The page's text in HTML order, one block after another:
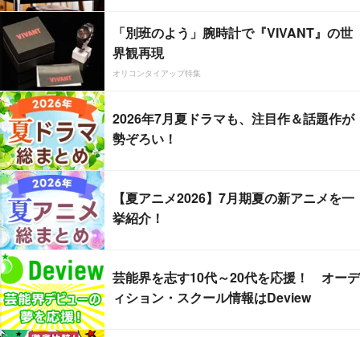
「別班のよう」腕時計で『VIVANT』の世
界観再現
オリコンタイアップ特集
2026年7月夏ドラマも、注目作＆話題作が
勢ぞろい！
【夏アニメ2026】7月期夏の新アニメを一
挙紹介！
芸能界を志す10代～20代を応援！ オーデ
ィション・スクール情報はDeview